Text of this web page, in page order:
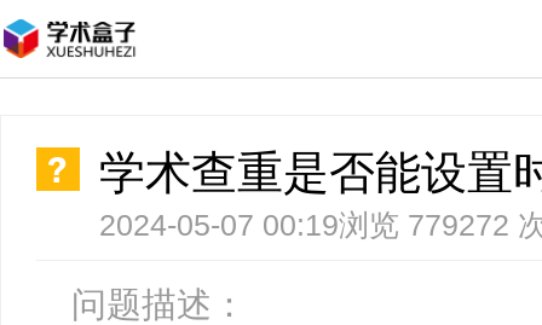
学术查重是否能设置
2024-05-07 00:19浏览 779272
问题描述：